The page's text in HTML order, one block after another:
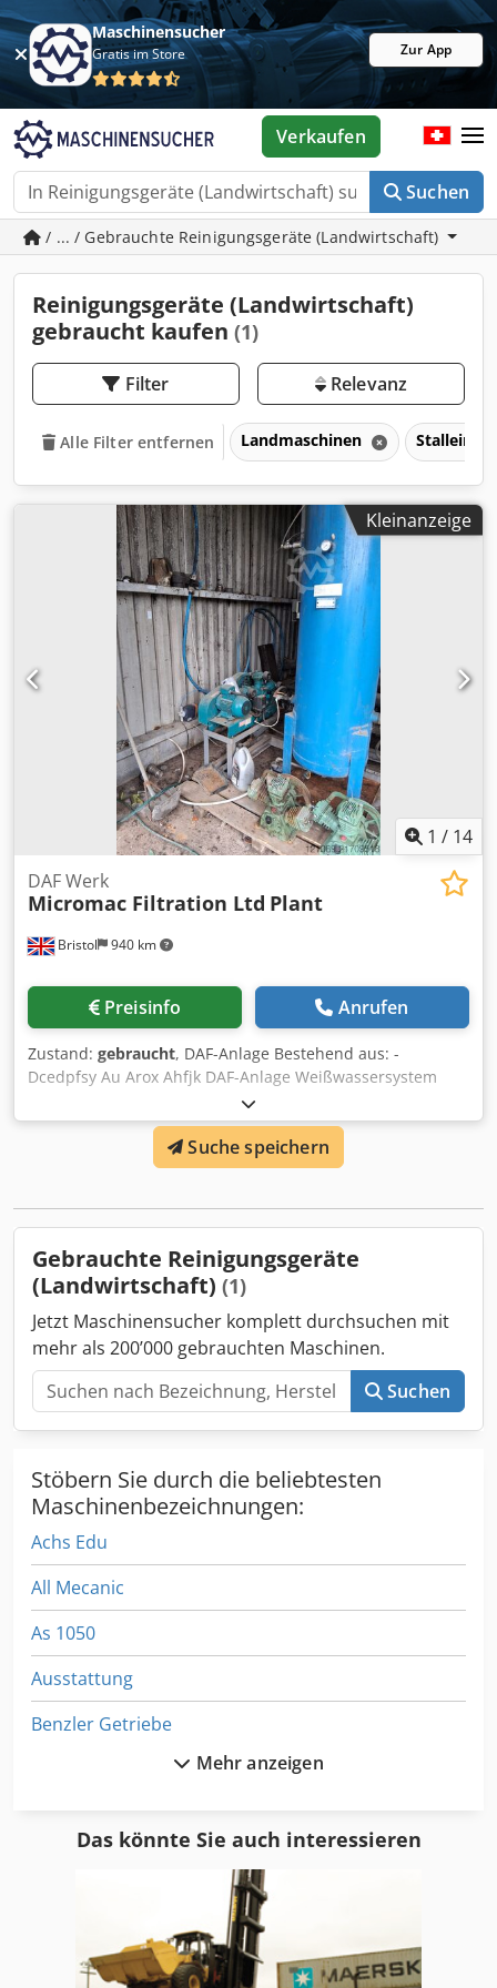
Maschinensucher
Gratis im Store Zur App
Suchen
Verkaufen
/ ... / Gebrauchte Reinigungsgeräte (Landwirtschaft)
Reinigungsgeräte (Landwirtschaft)
gebraucht kaufen (1)
Filter Relevanz
Alle Filter entfernen Landmaschinen
Kleinanzeige
1 / 14
Bristol 940 km
DAF Werk
Micromac Filtration Ltd Plant
Preisinfo Anrufen
Zustand: gebraucht, DAF-Anlage Bestehend aus: -
Dcedpfsy Au Arox Ahfjk DAF-Anlage Weißwassersystem
Chemikaliendosierung Polymermischung
Luftkompressoren und Steuerungssystem. Zuführpumpen
und Gebläse auf Wunsch verfügbar. *Zeichnungen
verfügbar* Standort: Bristol, Großbritannien (Demontage
Suche speichern
Gebrauchte Reinigungsgeräte
(Landwirtschaft) (1)
Jetzt Maschinensucher komplett durchsuchen mit
mehr als 200’000 gebrauchten Maschinen.
Suchen
Stöbern Sie durch die beliebtesten
Maschinenbezeichnungen:
Achs Edu
All Mecanic
As 1050
Ausstattung
Benzler Getriebe
Hsc 20 Linear
Mehr anzeigen
Das könnte Sie auch interessieren